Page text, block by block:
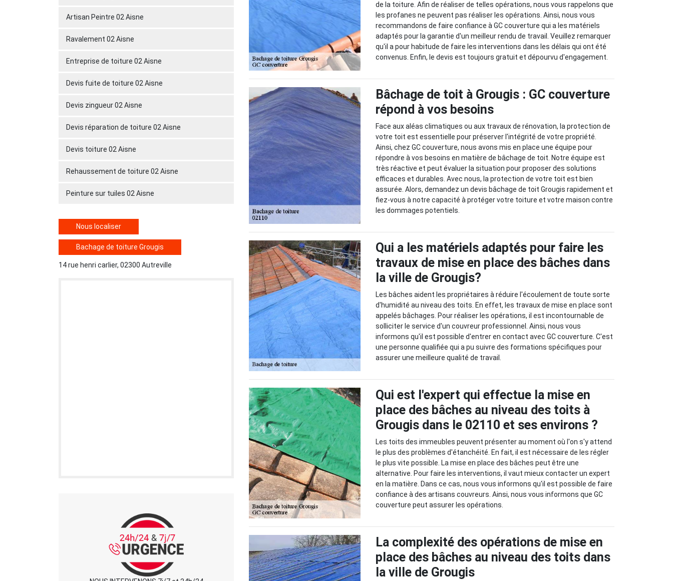
Artisan Peintre 02 Aisne
Ravalement 02 Aisne
Entreprise de toiture 02 Aisne
Devis fuite de toiture 02 Aisne
Devis zingueur 02 Aisne
Devis réparation de toiture 02 Aisne
Devis toiture 02 Aisne
Rehaussement de toiture 02 Aisne
Peinture sur tuiles 02 Aisne
Nous localiser
Bachage de toiture Grougis
14 rue henri carlier, 02300 Autreville
de la toiture. Afin de réaliser de telles opérations, nous vous rappelons que
les profanes ne peuvent pas réaliser les opérations. Ainsi, nous vous
recommandons de faire confiance à GC couverture qui a les matériels
adaptés pour la garantie d'un meilleur rendu de travail. Veuillez remarquer
qu'il a pour habitude de faire les interventions dans les délais qui ont été
convenus. Enfin, le devis est toujours gratuit et dépourvu d'engagement.
Bâchage de toit à Grougis : GC couverture
répond à vos besoins
Face aux aléas climatiques ou aux travaux de rénovation, la protection de
votre toit est essentielle pour préserver l'intégrité de votre propriété.
Ainsi, chez GC couverture, nous avons mis en place une équipe pour
répondre à vos besoins en matière de bâchage de toit. Notre équipe est
très réactive et peut évaluer la situation pour proposer des solutions
efficaces et durables. Avec nous, la protection de votre toit est bien
assurée. Alors, demandez un devis bâchage de toit Grougis rapidement et
fiez-vous à notre capacité à protéger votre toiture et votre maison contre
les dommages potentiels.
Qui a les matériels adaptés pour faire les
travaux de mise en place des bâches dans
la ville de Grougis?
Les bâches aident les propriétaires à réduire l'écoulement de toute sorte
d'humidité au niveau des toits. En effet, les travaux de mise en place sont
appelés bâchages. Pour réaliser les opérations, il est incontournable de
solliciter le service d'un couvreur professionnel. Ainsi, nous vous
informons qu'il est possible d'entrer en contact avec GC couverture. C'est
une personne qualifiée qui a pu suivre des formations spécifiques pour
assurer une meilleure qualité de travail.
Qui est l'expert qui effectue la mise en
place des bâches au niveau des toits à
Grougis dans le 02110 et ses environs ?
Les toits des immeubles peuvent présenter au moment où l'on s'y attend
le plus des problèmes d'étanchéité. En fait, il est nécessaire de les régler
le plus vite possible. La mise en place des bâches peut être une
alternative. Pour faire les interventions, il vaut mieux contacter un expert
en la matière. Dans ce cas, nous vous informons qu'il est possible de faire
confiance à des artisans couvreurs. Ainsi, nous vous informons que GC
couverture peut assurer les opérations.
La complexité des opérations de mise en
place des bâches au niveau des toits dans
la ville de Grougis